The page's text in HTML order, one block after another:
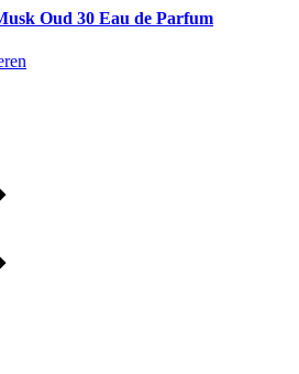
Oud 30 Eau de Parfum